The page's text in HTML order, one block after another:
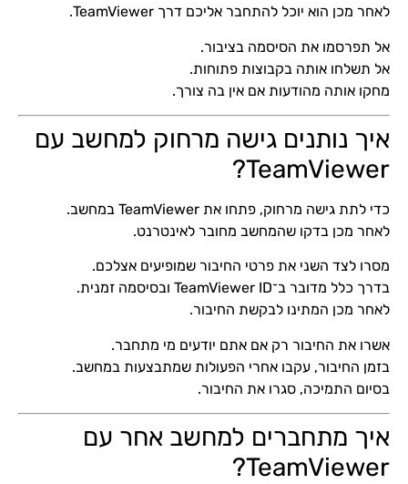
לאחר מכן הוא יוכל להתחבר אליכם דרך TeamViewer.
אל תפרסמו את הסיסמה בציבור.
אל תשלחו אותה בקבוצות פתוחות.
מחקו אותה מהודעות אם אין בה צורך.
איך נותנים גישה מרחוק למחשב עם
TeamViewer?
כדי לתת גישה מרחוק, פתחו את TeamViewer במחשב.
לאחר מכן בדקו שהמחשב מחובר לאינטרנט.
מסרו לצד השני את פרטי החיבור שמופיעים אצלכם.
בדרך כלל מדובר ב־TeamViewer ID ובסיסמה זמנית.
לאחר מכן המתינו לבקשת החיבור.
אשרו את החיבור רק אם אתם יודעים מי מתחבר.
בזמן החיבור, עקבו אחרי הפעולות שמתבצעות במחשב.
בסיום התמיכה, סגרו את החיבור.
איך מתחברים למחשב אחר עם
TeamViewer?